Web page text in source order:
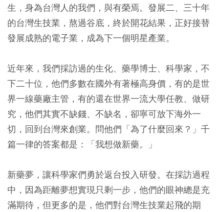
生，身為台灣人的我們，與有榮焉。發展二、三十年
的台灣生技業，熬過谷底，終於開花結果，正好接替
發展成熟的電子業，成為下一個明星產業。
近年來，我們採訪過的生化、藥學博士、科學家，不
下二十位，他們多數在國外有著極高身價，有的是世
界一線藥廠主管，有的還在世界一流大學任教、做研
究，他們其實不缺錢、不缺名，卻寧可放下海外一
切，回到台灣來創業。問他們「為了什麼回來？」千
篇一律的答案都是：「我想做新藥。」
新藥夢，讓科學家們勇於返台投入研發。在採訪過程
中，因為距離夢想實現只剩一步，他們的眼神總是充
滿期待，但更多的是，他們對台灣生技業起飛的期